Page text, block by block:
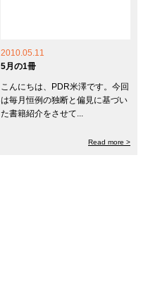
2010.05.11
5月の1冊
こんにちは、PDR米澤です。今回
は毎月恒例の独断と偏見に基づい
た書籍紹介をさせて...
Read more >